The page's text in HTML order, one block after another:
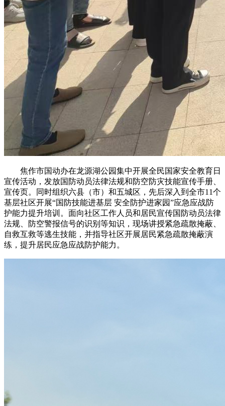
焦作市国动办在龙源湖公园集中开展全民国家安全教育日
宣传活动，发放国防动员法律法规和防空防灾技能宣传手册、
宣传页。同时组织六县（市）和五城区，先后深入到全市11个
基层社区开展“国防技能进基层 安全防护进家园”应急应战防
护能力提升培训。面向社区工作人员和居民宣传国防动员法律
法规、防空警报信号的识别等知识，现场讲授紧急疏散掩蔽、
自救互救等逃生技能，并指导社区开展居民紧急疏散掩蔽演
练，提升居民应急应战防护能力。